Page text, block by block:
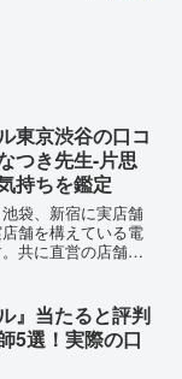
東京渋谷の口コ
つき先生-片思
持ちを鑑定
池袋、新宿に実店舗
舗を構えている電
共に直営の店舗の
。(中には対面占い
ゃ...
』当たると評判
5選！実際の口